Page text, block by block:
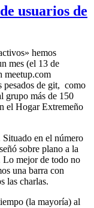
usuarios de
hemos
mes (el 13 de
meetup.com
pesados de git, como
grupo más de 150
el Hogar Extremeño
en el número
sobre plano a la
Lo mejor de todo no
una barra con
las charlas.
(la mayoría) al